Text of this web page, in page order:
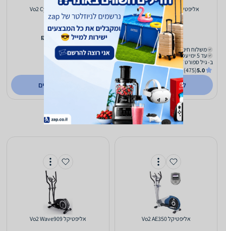
אליפטיקל Vo2 Supercross M
1,939
משלוח חינם
עד 5 ימי עסקים
ב- גיל ספורט 1977
5.0
(475)
לפרטים נוספים
1,949
₪
משלוח חינם
עד 5 ימי עסקים
ב- גיל ספורט 1977
לפרטים נוספים
אליפטיקל Vo2 AE350 אליפטיקל Vo2 Wave909